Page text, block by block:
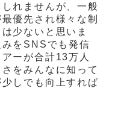
れませんが、一般
優先され様々な制
少ないと思いま
を SNS でも発信
ーが合計13万人
をみんなに知って
しでも向上すれば